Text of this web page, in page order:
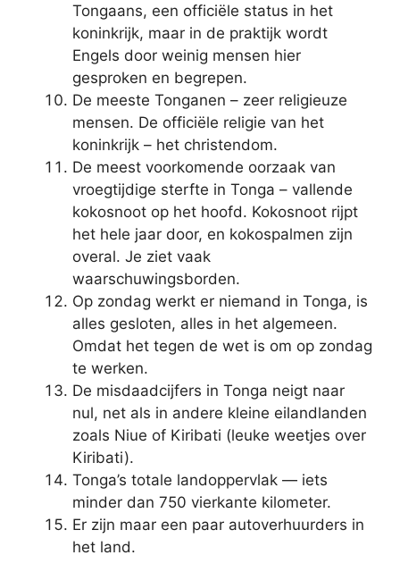
Tongaans, een officiële status in het
koninkrijk, maar in de praktijk wordt
Engels door weinig mensen hier
gesproken en begrepen.
De meeste Tonganen – zeer religieuze
mensen. De officiële religie van het
koninkrijk – het christendom.
De meest voorkomende oorzaak van
vroegtijdige sterfte in Tonga – vallende
kokosnoot op het hoofd. Kokosnoot rijpt
het hele jaar door, en kokospalmen zijn
overal. Je ziet vaak
waarschuwingsborden.
Op zondag werkt er niemand in Tonga, is
alles gesloten, alles in het algemeen.
Omdat het tegen de wet is om op zondag
te werken.
De misdaadcijfers in Tonga neigt naar
nul, net als in andere kleine eilandlanden
zoals Niue of Kiribati (leuke weetjes over
Kiribati).
Tonga’s totale landoppervlak — iets
minder dan 750 vierkante kilometer.
Er zijn maar een paar autoverhuurders in
het land.